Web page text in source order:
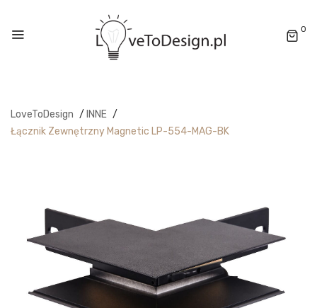
0
LoveToDesign / INNE /
Łącznik Zewnętrzny Magnetic LP-554-MAG-BK